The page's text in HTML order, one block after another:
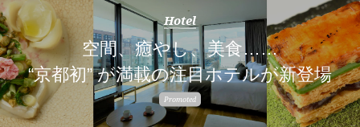
Hotel
空間、癒やし、美食……
“京都初” が満載の注目ホテルが新登場